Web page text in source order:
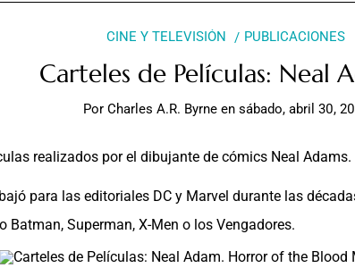
CINE Y TELEVISIÓN PUBLICACIONES
Carteles de Películas: Neal
Por Charles A.R. Byrne en sábado, abril 30,
realizados por el dibujante de cómics Neal Adams.
para las editoriales DC y Marvel durante las
Batman, Superman, X-Men o los Vengadores.